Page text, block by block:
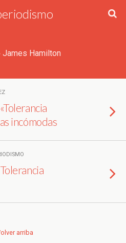
James Hamilton
incómodas
arriba